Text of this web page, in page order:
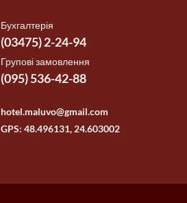
Бухгалтерія
(‎03475) 2-24-94
Групові замовлення
(‎095) 536-42-88
hotel.maluvo@gmail.com
GPS: 48.496131, 24.603002